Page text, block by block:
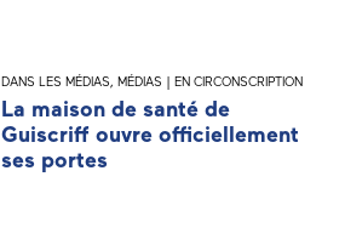
DANS LES MÉDIAS, MÉDIAS | EN CIRCONSCRIPTION
La maison de santé de
Guiscriff ouvre officiellement
ses portes